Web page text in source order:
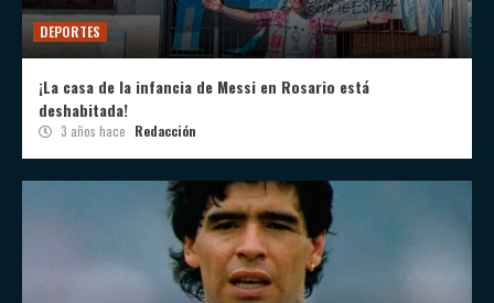
DEPORTES
¡La casa de la infancia de Messi en Rosario está
deshabitada!
3 años hace Redacción